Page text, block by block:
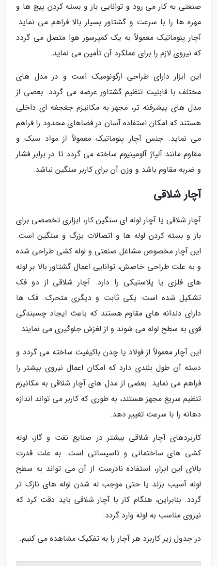
صنعتی به کار می رود و توانایی باز و بسته کردن پیچ ها و
مهره ها را با سرعت و گشتاور بسیار بالا فراهم می نماید.
آچار پنوماتیک معمولاً به یک کمپرسور هوا متصل می گردد
که نیروی لازم را برای عملکرد آن تأمین می نماید.
این ابزار دارای طراحی ارگونومیک است و در مدل های
مختلف با قابلیت تنظیم گشتاور عرضه می گردد. بعضی از
مدل های پیشرفته تر، مجهز به مکانیزم جغجغه ای داخلی
هستند که امکان استفاده آسان در فضاهای محدود را فراهم
می نماید. جنس آچار پنوماتیک معمولاً از مواد سبک و
مقاوم مانند آلیاژ آلومینیوم ساخته می گردد تا در برابر فشار
و ضربه مقاوم باشد و وزن آن برای کاربر سنگین نباشد.
آچار شلاقی
آچار شلاقی یا آچار لوله ای سنگین کار، ابزاری تخصصی برای
باز و بسته کردن لوله ها و اتصالات بزرگ و سنگین است.
این آچار مخصوص مشاغل صنعتی و لوله کشی طراحی شده
و به علت طراحی خاصش، توانایی اعمال گشتاور بالا بر لوله
های فلزی یا پلاستیکی را دارد. آچار شلاقی از دو فک
تشکیل شده است: یکی ثابت و دیگری متحرک. فک ها
دارای دندانه های مقاوم هستند که باعث ایجاد چسبندگی
قوی به سطح لوله می شوند و از لغزش جلوگیری می نمایند.
این آچار معمولاً از فولاد یا چدن باکیفیت ساخته می گردد و
دسته آن طول بلندی دارد که امکان اعمال نیروی بیشتر را
فراهم می نماید. بعضی از مدل های آچار شلاقی به مکانیزم
تنظیم سریع مجهز هستند، به طوری که کاربر می تواند اندازه
دهانه را با سرعت تغییر دهد.
کاربردهای آچار شلاقی بیشتر در صنایع نفت و گاز، لوله
کشی های ساختمانی و تاسیساتی است. به علت قدرت
بالای این ابزار، استفاده نادرست از آن می تواند به سطح
لوله آسیب بزند یا حتی موجب له شدن لوله های نازک تر
گردد. بنابراین، هنگام کار با آچار شلاقی باید دقت کرد که
نیروی مناسب به لوله وارد گردد.
در جدول زیر کاربرد هر آچار را به تفکیک مشاهده می کنیم.